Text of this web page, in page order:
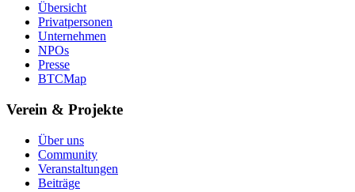
Übersicht
Privatpersonen
Unternehmen
NPOs
Presse
BTCMap
Verein & Projekte
Über uns
Community
Veranstaltungen
Beiträge